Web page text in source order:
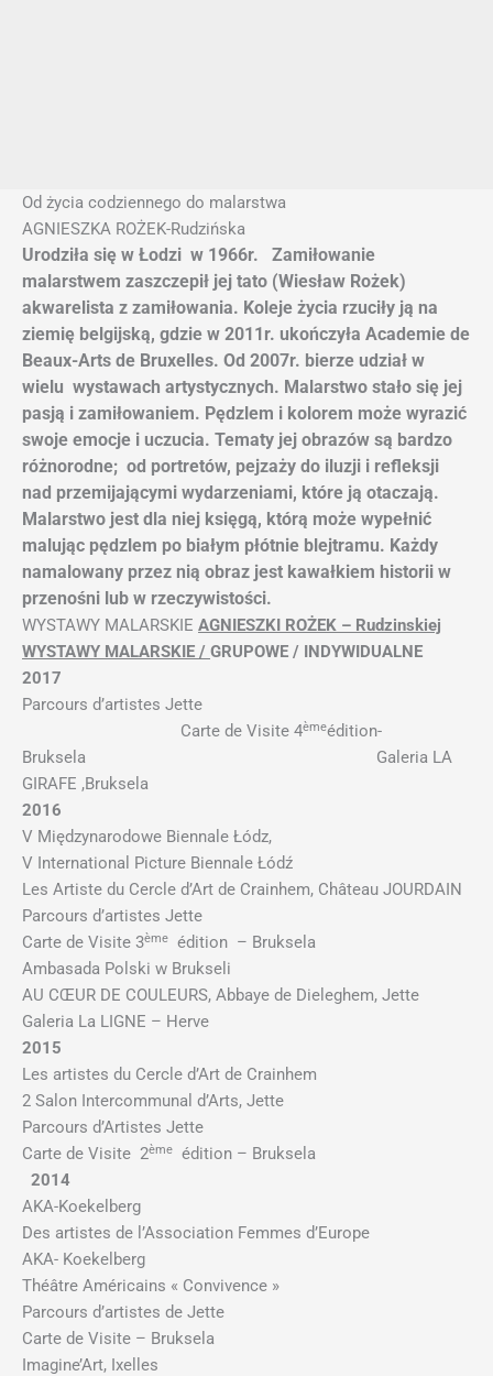
Od życia codziennego do malarstwa
AGNIESZKA ROŻEK-Rudzińska
Urodziła się w Łodzi w 1966r. Zamiłowanie
malarstwem zaszczepił jej tato (Wiesław Rożek)
akwarelista z zamiłowania. Koleje życia rzuciły ją na
ziemię belgijską, gdzie w 2011r. ukończyła Academie de
Beaux-Arts de Bruxelles. Od 2007r. bierze udział w
wielu wystawach artystycznych. Malarstwo stało się jej
pasją i zamiłowaniem. Pędzlem i kolorem może wyrazić
swoje emocje i uczucia. Tematy jej obrazów są bardzo
różnorodne; od portretów, pejzaży do iluzji i refleksji
nad przemijającymi wydarzeniami, które ją otaczają.
Malarstwo jest dla niej księgą, którą może wypełnić
malując pędzlem po białym płótnie blejtramu. Każdy
namalowany przez nią obraz jest kawałkiem historii w
przenośni lub w rzeczywistości.
WYSTAWY MALARSKIE AGNIESZKI ROŻEK – Rudzinskiej
WYSTAWY MALARSKIE / GRUPOWE / INDYWIDUALNE
2017
Parcours d’artistes Jette
Carte de Visite 4èmeédition-
Bruksela Galeria LA
GIRAFE ,Bruksela
2016
V Międzynarodowe Biennale Łódz,
V International Picture Biennale Łódź
Les Artiste du Cercle d’Art de Crainhem, Château JOURDAIN
Parcours d’artistes Jette
Carte de Visite 3ème
édition – Bruksela
Ambasada Polski w Brukseli
AU CŒUR DE COULEURS, Abbaye de Dieleghem, Jette
Galeria La LIGNE – Herve
2015
Les artistes du Cercle d’Art de Crainhem
2 Salon Intercommunal d’Arts, Jette
Parcours d’Artistes Jette
Carte de Visite 2ème
édition – Bruksela
2014
AKA-Koekelberg
Des artistes de l’Association Femmes d’Europe
AKA- Koekelberg
Théâtre Américains « Convivence »
Parcours d’artistes de Jette
Carte de Visite – Bruksela
Imagine’Art, Ixelles